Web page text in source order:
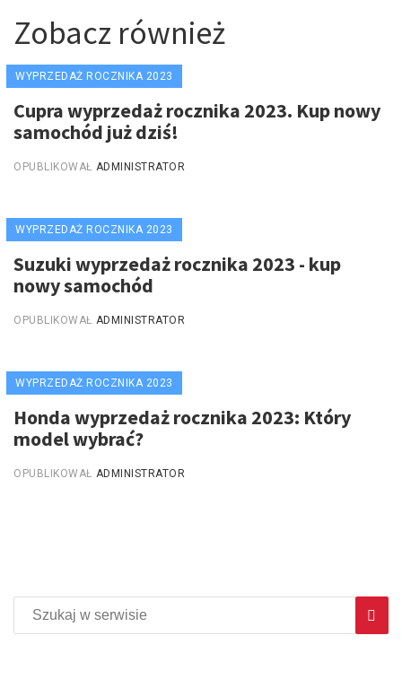
Zobacz również
WYPRZEDAŻ ROCZNIKA 2023
Cupra wyprzedaż rocznika 2023. Kup nowy
samochód już dziś!
OPUBLIKOWAŁ ADMINISTRATOR
WYPRZEDAŻ ROCZNIKA 2023
Suzuki wyprzedaż rocznika 2023 - kup
nowy samochód
OPUBLIKOWAŁ ADMINISTRATOR
WYPRZEDAŻ ROCZNIKA 2023
Honda wyprzedaż rocznika 2023: Który
model wybrać?
OPUBLIKOWAŁ ADMINISTRATOR